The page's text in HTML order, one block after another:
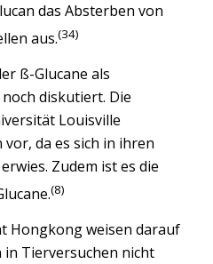
das Absterben von
aus.(34)
ß-Glucane als
diskutiert. Die
Louisville
vor, da es sich in ihren
Zudem ist es die
(8)
Hongkong weisen darauf
in Tierversuchen nicht